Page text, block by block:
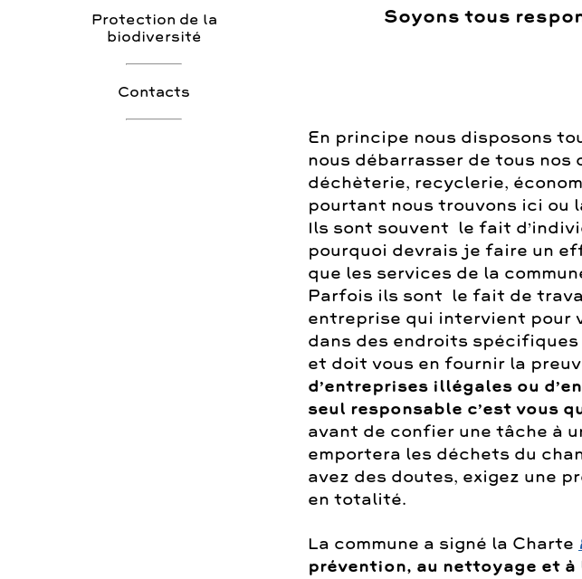
Protection de la
biodiversité
Contacts
Soyons tous
En principe nous disposons
nous débarrasser de tous nos
déchèterie, recyclerie,
pourtant nous trouvons ici ou
Ils sont souvent le fait
pourquoi devrais je faire un
que les services de la
Parfois ils sont le fait de
entreprise qui intervient pour
dans des endroits
et doit vous en fournir la
d’entreprises illégales ou
seul responsable c’est vous
avant de confier une tâche à
emportera les déchets du
avez des doutes, exigez une
en totalité.
La commune a signé la Charte
prévention, au nettoyage et à